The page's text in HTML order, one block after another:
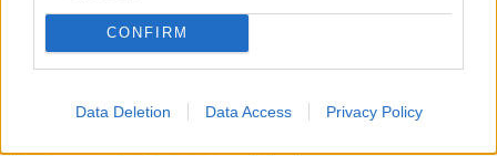
CONFIRM
Data Deletion Data Access Privacy Policy